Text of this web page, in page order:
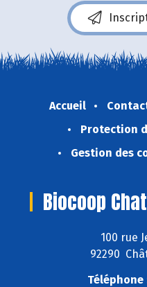
Accueil
Protection
Gestion des
Biocoop
100 rue
92290
Téléphone